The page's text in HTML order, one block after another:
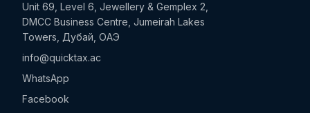
Unit 69, Level 6, Jewellery & Gemplex 2,
DMCC Business Centre, Jumeirah Lakes
Towers, Дубай, ОАЭ
info@quicktax.ac
WhatsApp
Facebook